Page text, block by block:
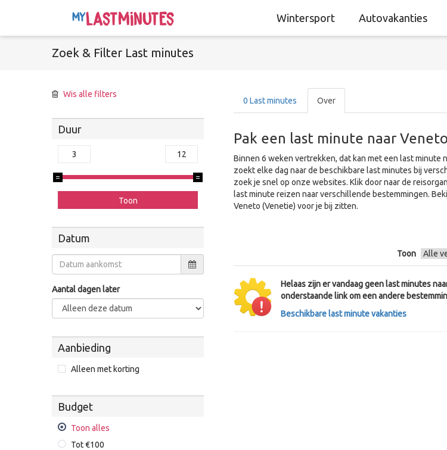
Wintersport Autovakanties
Zoek & Filter Last minutes
0 Last minutes Over
Pak een last minute naar
Binnen 6 weken vertrekken, dat kan met een last minute
zoekt elke dag naar de beschikbare last minutes bij
zoek je snel op onze websites. Klik door naar de
last minute reizen naar verschillende bestemmingen.
Veneto (Venetie) voor je bij zitten.
Toon
Helaas zijn er vandaag geen last minutes
onderstaande link om een andere
Beschikbare last minute vakanties
Wis alle filters
Duur
Datum
Aantal dagen later
Aanbieding
Alleen met korting
Budget
Toon alles
Tot €100